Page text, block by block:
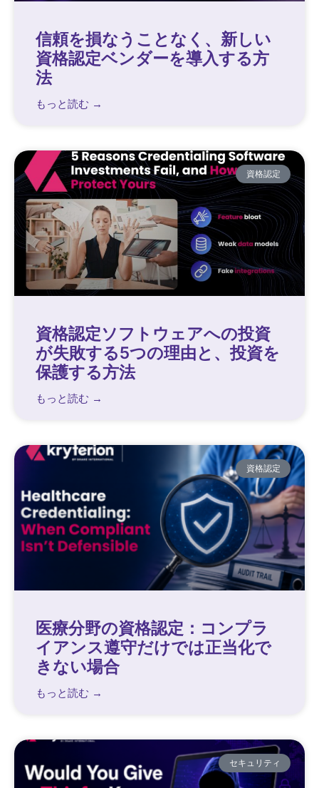
信頼を損なうことなく、新しい
資格認定ベンダーを導入する方
法
もっと読む →
資格認定
資格認定ソフトウェアへの投資
が失敗する5つの理由と、投資を
保護する方法
もっと読む →
資格認定
医療分野の資格認定：コンプラ
イアンス遵守だけでは正当化で
きない場合
もっと読む →
セキュリティ